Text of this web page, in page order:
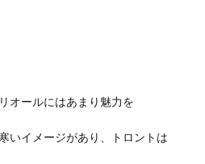
オールにはあまり魅力を
いイメージがあり、トロントは